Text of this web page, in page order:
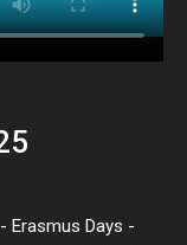
Erasmus Days -